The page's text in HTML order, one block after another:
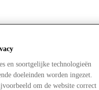
en soortgelijke technologieën
doeleinden worden ingezet.
om de website correct